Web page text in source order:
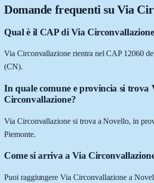
Domande frequenti su Via
Qual è il CAP di Via
Via Circonvallazione rientra nel CAP 12060
(CN).
In quale comune e provincia si trova
Circonvallazione?
Via Circonvallazione si trova a Novello, in
Piemonte.
Come si arriva a Via
Puoi raggiungere Via Circonvallazione a